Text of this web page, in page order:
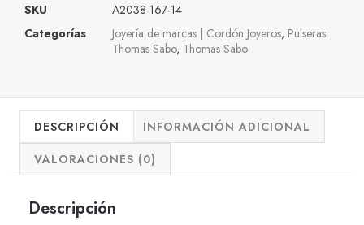
SKU
A2038-167-14
Categorías
Joyería de marcas | Cordón Joyeros, Pulseras
Thomas Sabo, Thomas Sabo
DESCRIPCIÓN INFORMACIÓN ADICIONAL
VALORACIONES (0)
Descripción